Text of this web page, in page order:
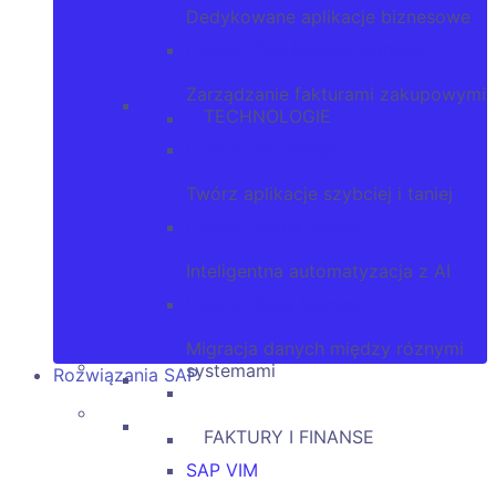
Dedykowane aplikacje biznesowe
Zarządzanie fakturami zakupowymi
TECHNOLOGIE
Twórz aplikacje szybciej i taniej
Inteligentna automatyzacja z AI
Migracja danych między róznymi
systemami
Rozwiązania SAP
FAKTURY I FINANSE
SAP VIM